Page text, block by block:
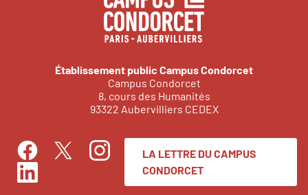
Établissement public Campus Condorcet
Campus Condorcet
8, cours des Humanités
93322 Aubervilliers CEDEX
FacebookTwitterInstagram
LinkedIn
LA LETTRE DU CAMPUS
CONDORCET